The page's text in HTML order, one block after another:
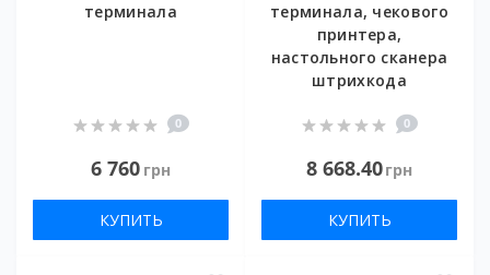
терминала
0
6 760 грн
КУПИТЬ
терминала, чекового
принтера,
настольного сканера
штрихкода
0
8 668.40грн
КУПИТЬ